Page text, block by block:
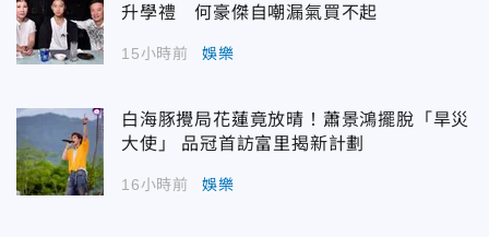
升學禮 何豪傑自嘲漏氣買不起
15小時前 娛樂
白海豚攪局花蓮竟放晴！蕭景鴻擺脫「旱災
大使」 品冠首訪富里揭新計劃
16小時前 娛樂